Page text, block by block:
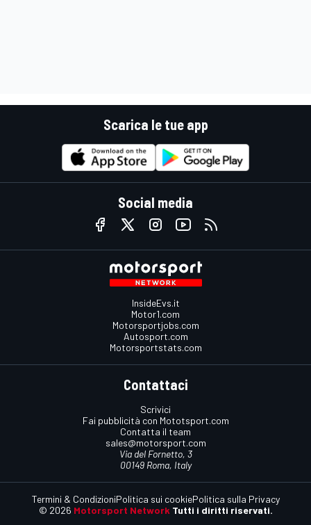
Scarica le tue app
Social media
InsideEvs.it
Motor1.com
Motorsportjobs.com
Autosport.com
Motorsportstats.com
Contattaci
Scrivici
Fai pubblicità con Mototsport.com
Contatta il team
sales@motorsport.com
Via del Fornetto, 3
00149 Roma, Italy
© 2026 Motorsport Network Tutti i diritti riservati.
Termini & CondizioniPolitica sui cookiePolitica sulla Privacy